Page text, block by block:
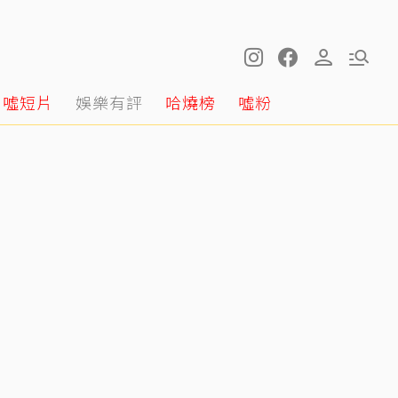
噓短片 娛樂有評 哈燒榜 噓粉